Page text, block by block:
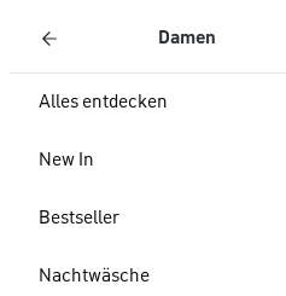
Damen
Alles entdecken
New In
Bestseller
Nachtwäsche